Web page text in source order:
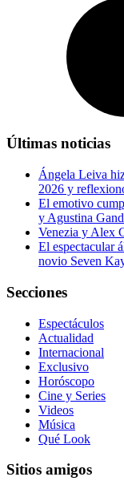
Últimas noticias
Ángela Leiva
2026 y
El emotivo
y Agustina
Venezia y Alex
El espectacular
novio Seven
Secciones
Espectáculos
Actualidad
Internacional
Exclusivo
Horóscopo
Cine y Series
Videos
Música
Qué Look
Sitios amigos